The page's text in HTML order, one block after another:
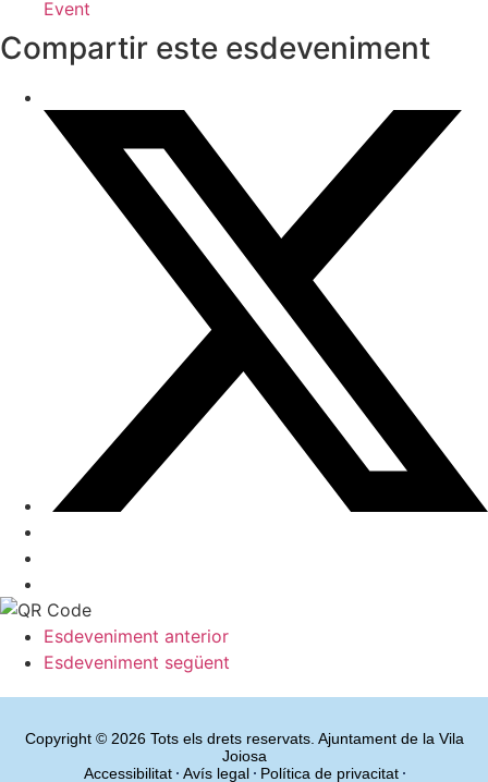
Event
Compartir este esdeveniment
Esdeveniment anterior
Esdeveniment següent
Copyright © 2026 Tots els drets reservats. Ajuntament de la Vila
Joiosa
Accessibilitat
Avís legal
Política de privacitat